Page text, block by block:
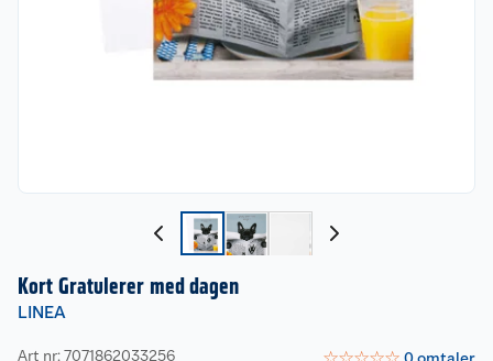
Kort Gratulerer med dagen
LINEA
Art nr: 7071862033256